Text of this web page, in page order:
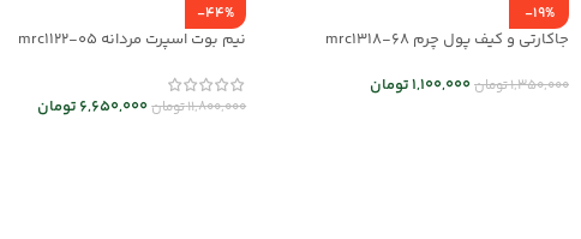
-19%
جاکارتی و کیف پول چرم mrc1318-68
1,350,000تومان1,100,000تومان
-44%
نیم بوت اسپرت مردانه mrc1122-05
11,800,000تومان6,650,000 تومان